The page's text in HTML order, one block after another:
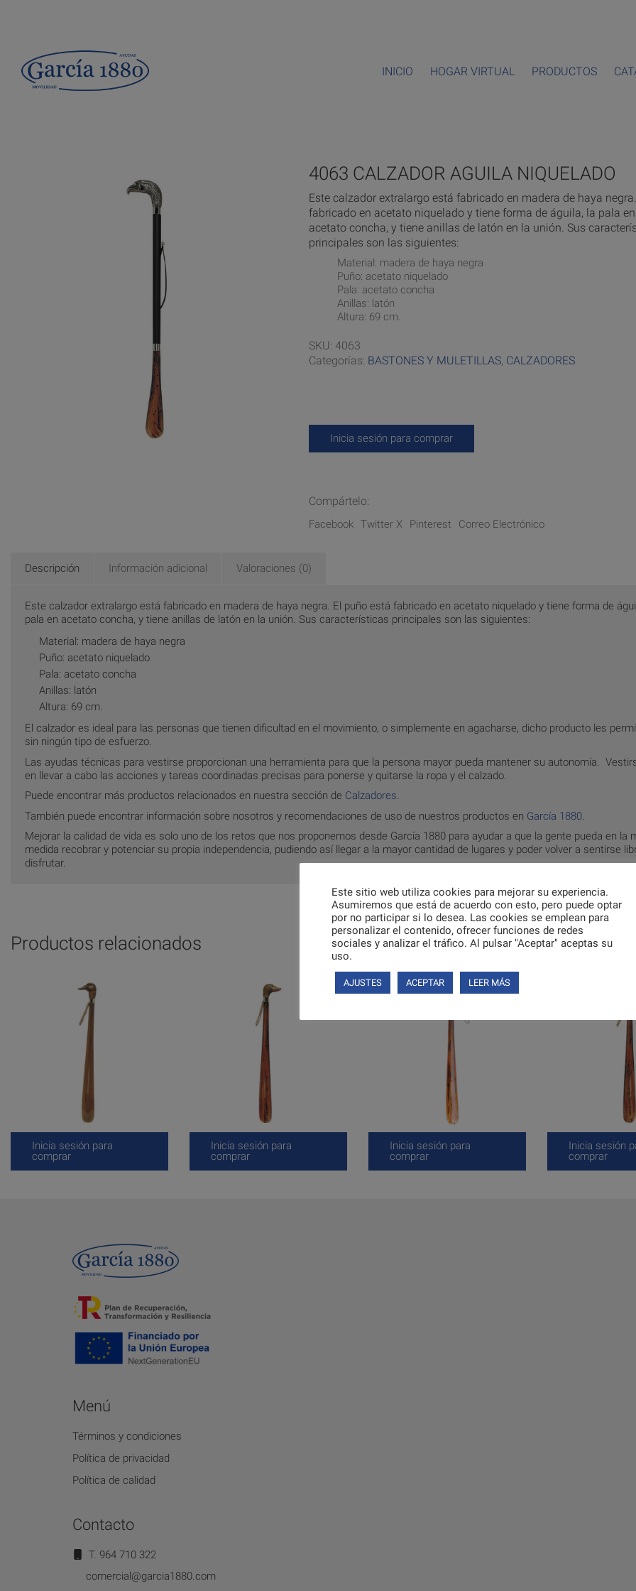
INICIO HOGAR VIRTUAL PRODUCTOS
4063 CALZADOR AGUILA NIQUELADO
Este calzador extralargo está fabricado en madera de haya
fabricado en acetato niquelado y tiene forma de águila, la pala en
acetato concha, y tiene anillas de latón en la unión. Sus
principales son las siguientes:
Material: madera de haya negra
Puño: acetato niquelado
Pala: acetato concha
Anillas: latón
Altura: 69 cm.
SKU: 4063
Categorías: BASTONES Y MULETILLAS, CALZADORES
Inicia sesión para comprar
Compártelo:
Facebook Twitter X Pinterest Correo Electrónico
Descripción Información adicional Valoraciones (0)
Este calzador extralargo está fabricado en madera de haya negra. El puño está fabricado en acetato niquelado y tiene forma de
pala en acetato concha, y tiene anillas de latón en la unión. Sus características principales son las siguientes:
Material: madera de haya negra
Puño: acetato niquelado
Pala: acetato concha
Anillas: latón
Altura: 69 cm.
El calzador es ideal para las personas que tienen dificultad en el movimiento, o simplemente en agacharse, dicho producto les
sin ningún tipo de esfuerzo.
Las ayudas técnicas para vestirse proporcionan una herramienta para que la persona mayor pueda mantener su autonomía.
en llevar a cabo las acciones y tareas coordinadas precisas para ponerse y quitarse la ropa y el calzado.
Puede encontrar más productos relacionados en nuestra sección de Calzadores.
También puede encontrar información sobre nosotros y recomendaciones de uso de nuestros productos en García 1880
Mejorar la calidad de vida es solo uno de los retos que nos proponemos desde García 1880 para ayudar a que la gente pueda en la
medida recobrar y potenciar su propia independencia, pudiendo así llegar a la mayor cantidad de lugares y poder volver a sentirse
disfrutar.
Productos relacionados
Inicia sesión para
comprar
Inicia sesión para
comprar
Inicia sesión para
comprar
Inicia sesión
comprar
Menú
Términos y condiciones
Política de privacidad
Política de calidad
Contacto
T. 964 710 322
comercial@garcia1880.com
Este sitio web utiliza cookies para mejorar su experiencia.
Asumiremos que está de acuerdo con esto, pero puede optar
por no participar si lo desea. Las cookies se emplean para
personalizar el contenido, ofrecer funciones de redes
sociales y analizar el tráfico. Al pulsar "Aceptar" aceptas su
uso.
AJUSTES ACEPTAR LEER MÁS